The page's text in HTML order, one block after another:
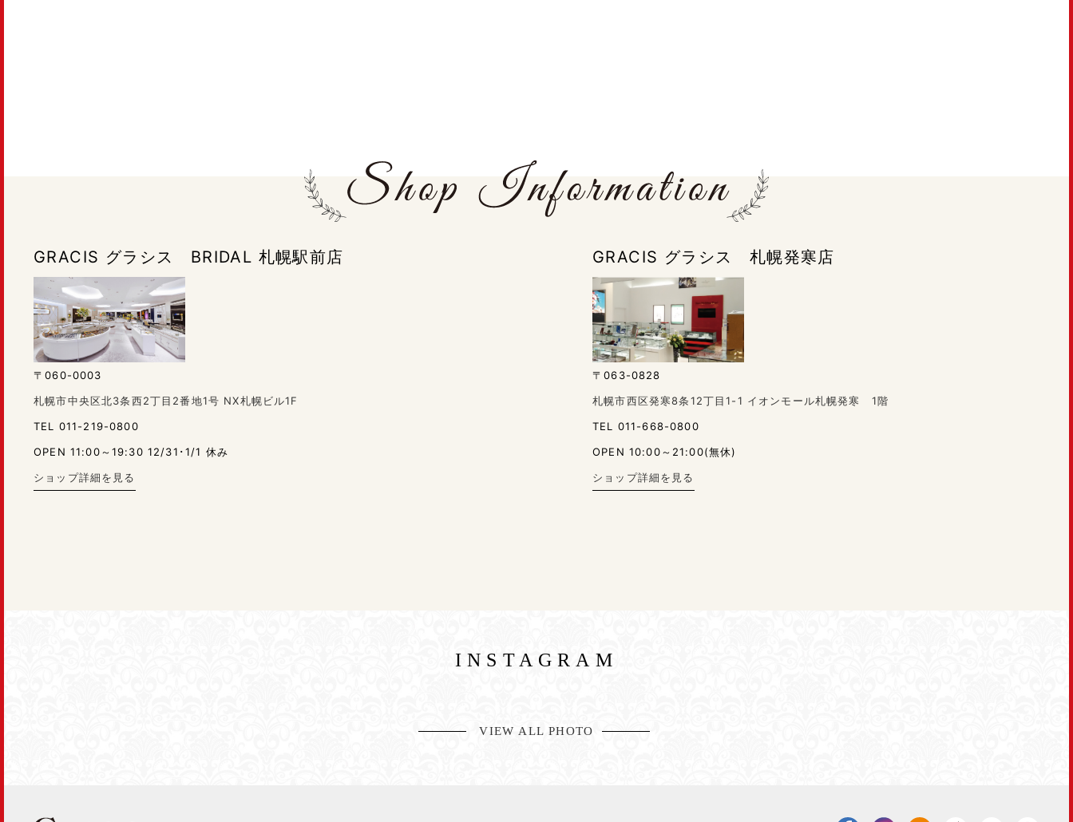
GRACIS グラシス BRIDAL 札幌駅前店
〒060-0003
札幌市中央区北3条西2丁目2番地1号 NX札幌ビル1F
TEL 011-219-0800
OPEN 11:00～19:30 12/31･1/1 休み
ショップ詳細を見る
GRACIS グラシス 札幌発寒店
〒063-0828
札幌市西区発寒8条12丁目1-1 イオンモール札幌発寒 1階
TEL 011-668-0800
OPEN 10:00～21:00(無休)
ショップ詳細を見る
INSTAGRAM
VIEW ALL PHOTO